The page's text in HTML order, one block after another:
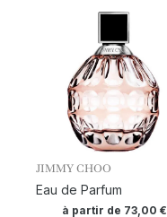
JIMMY CHOO
Eau de Parfum
à partir de 73,00€